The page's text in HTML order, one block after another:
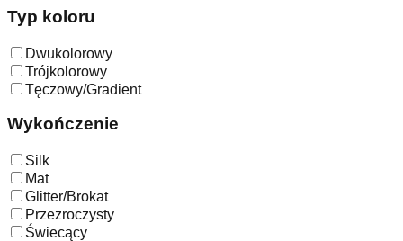
Typ koloru
Dwukolorowy
Trójkolorowy
Tęczowy/Gradient
Wykończenie
Silk
Mat
Glitter/Brokat
Przezroczysty
Świecący